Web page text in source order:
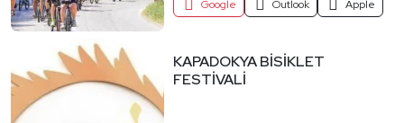
Google
Outlook Apple
KAPADOKYA BİSİKLET
FESTİVALİ